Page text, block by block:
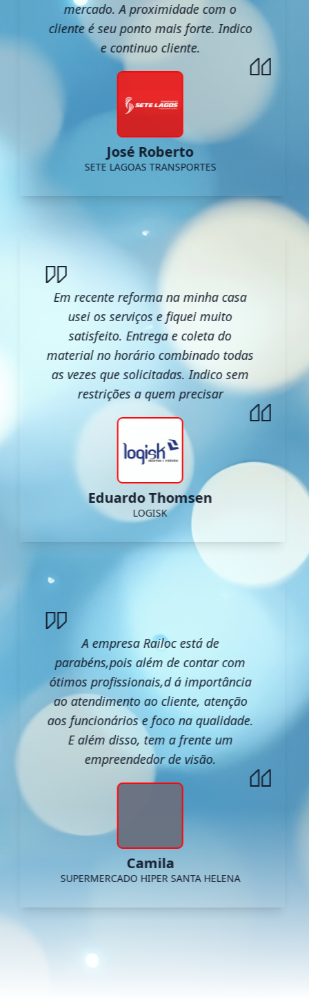
mercado. A proximidade com o
cliente é seu ponto mais forte. Indico
e continuo cliente.
José Roberto
SETE LAGOAS TRANSPORTES
Em recente reforma na minha casa
usei os serviços e fiquei muito
satisfeito. Entrega e coleta do
material no horário combinado todas
as vezes que solicitadas. Indico sem
restrições a quem precisar
Eduardo Thomsen
LOGISK
A empresa Railoc está de
parabéns,pois além de contar com
ótimos profissionais,d á importância
ao atendimento ao cliente, atenção
aos funcionários e foco na qualidade.
E além disso, tem a frente um
empreendedor de visão.
Camila
SUPERMERCADO HIPER SANTA HELENA